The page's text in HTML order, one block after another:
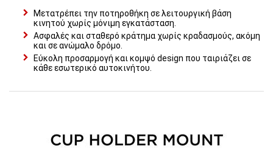
Μετατρέπει την ποτηροθήκη σε λειτουργική βάση
κινητού χωρίς μόνιμη εγκατάσταση.
Ασφαλές και σταθερό κράτημα χωρίς κραδασμούς, ακόμη
και σε ανώμαλο δρόμο.
Εύκολη προσαρμογή και κομψό design που ταιριάζει σε
κάθε εσωτερικό αυτοκινήτου.